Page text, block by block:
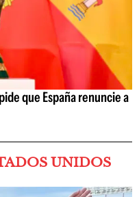
que España renuncie a
UNIDOS